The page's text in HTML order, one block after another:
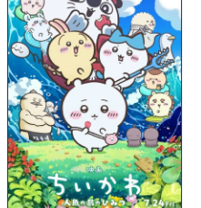
都道府県から選
北海道
東北
TEL：0569-36-2355
※音声自動ダイヤルにつなが
受付時間：毎日9:00～21:00